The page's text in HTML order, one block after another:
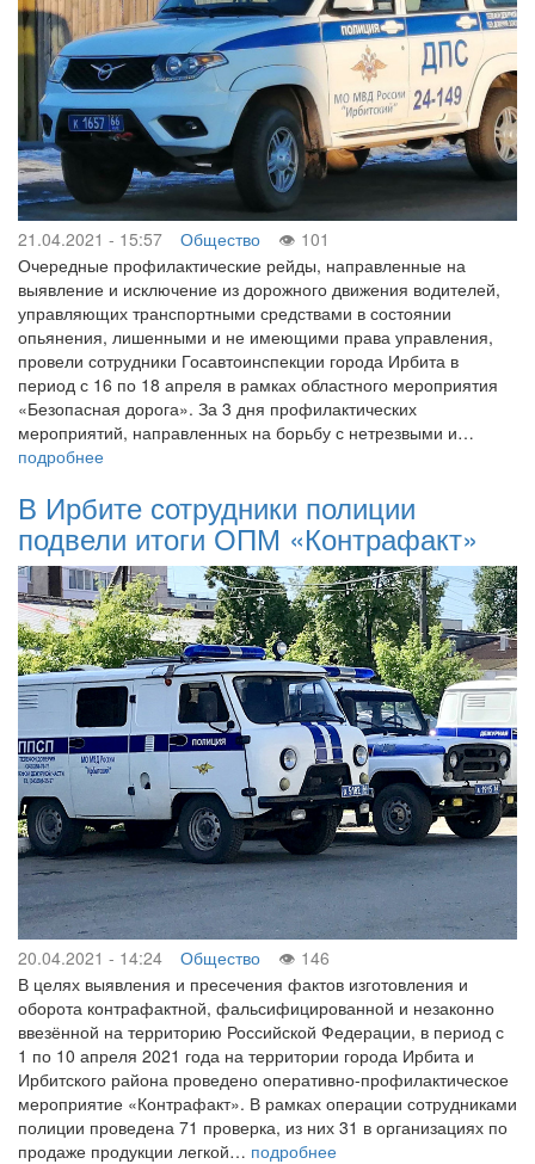
21.04.2021 - 15:57 Общество
101
Очередные профилактические рейды, направленные на
выявление и исключение из дорожного движения водителей,
управляющих транспортными средствами в состоянии
опьянения, лишенными и не имеющими права управления,
провели сотрудники Госавтоинспекции города Ирбита в
период с 16 по 18 апреля в рамках областного мероприятия
«Безопасная дорога». За 3 дня профилактических
мероприятий, направленных на борьбу с нетрезвыми и…
подробнее
В Ирбите сотрудники полиции
подвели итоги ОПМ «Контрафакт»
20.04.2021 - 14:24 Общество
146
В целях выявления и пресечения фактов изготовления и
оборота контрафактной, фальсифицированной и незаконно
ввезённой на территорию Российской Федерации, в период с
1 по 10 апреля 2021 года на территории города Ирбита и
Ирбитского района проведено оперативно-профилактическое
мероприятие «Контрафакт». В рамках операции сотрудниками
полиции проведена 71 проверка, из них 31 в организациях по
продаже продукции легкой… подробнее